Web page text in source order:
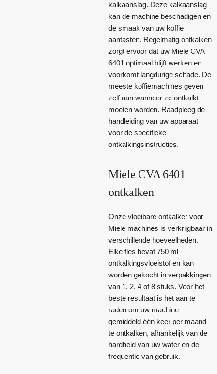
kalkaanslag. Deze kalkaanslag
kan de machine beschadigen en
de smaak van uw koffie
aantasten. Regelmatig ontkalken
zorgt ervoor dat uw Miele CVA
6401 optimaal blijft werken en
voorkomt langdurige schade. De
meeste koffiemachines geven
zelf aan wanneer ze ontkalkt
moeten worden. Raadpleeg de
handleiding van uw apparaat
voor de specifieke
ontkalkingsinstructies.
Miele CVA 6401
ontkalken
Onze vloeibare ontkalker voor
Miele machines is verkrijgbaar in
verschillende hoeveelheden.
Elke fles bevat 750 ml
ontkalkingsvloeistof en kan
worden gekocht in verpakkingen
van 1, 2, 4 of 8 stuks. Voor het
beste resultaat is het aan te
raden om uw machine
gemiddeld één keer per maand
te ontkalken, afhankelijk van de
hardheid van uw water en de
frequentie van gebruik.